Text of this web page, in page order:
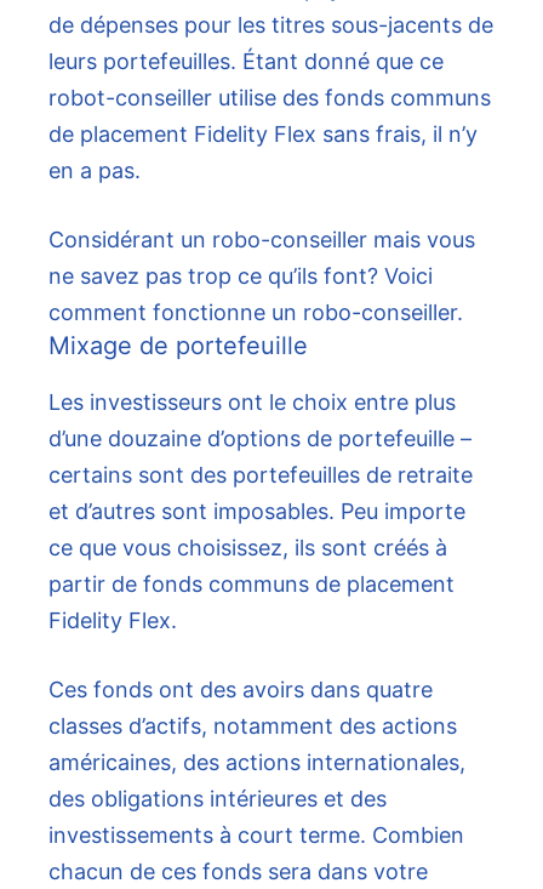
de dépenses pour les titres sous-jacents de
leurs portefeuilles. Étant donné que ce
robot-conseiller utilise des fonds communs
de placement Fidelity Flex sans frais, il n’y
en a pas.
Considérant un robo-conseiller mais vous
ne savez pas trop ce qu’ils font? Voici
comment fonctionne un robo-conseiller.
Mixage de portefeuille
Les investisseurs ont le choix entre plus
d’une douzaine d’options de portefeuille –
certains sont des portefeuilles de retraite
et d’autres sont imposables. Peu importe
ce que vous choisissez, ils sont créés à
partir de fonds communs de placement
Fidelity Flex.
Ces fonds ont des avoirs dans quatre
classes d’actifs, notamment des actions
américaines, des actions internationales,
des obligations intérieures et des
investissements à court terme. Combien
chacun de ces fonds sera dans votre